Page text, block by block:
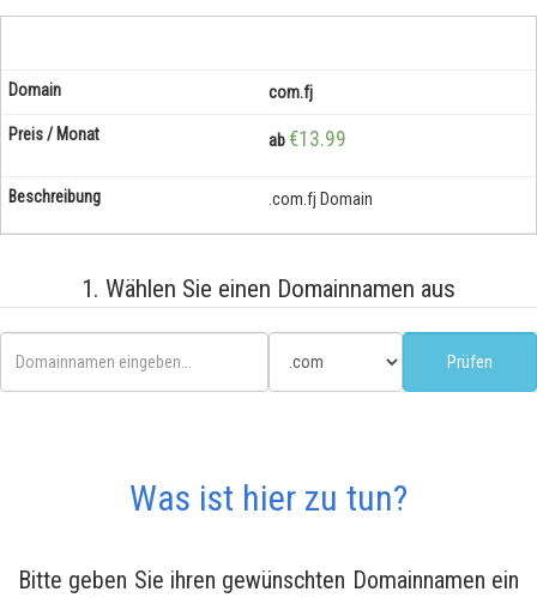
com.fj
ab€13.99
.com.fj Domain
1. Wählen Sie einen Domainnamen aus
Was ist hier zu tun?
Bitte geben Sie ihren gewünschten Domainnamen ein